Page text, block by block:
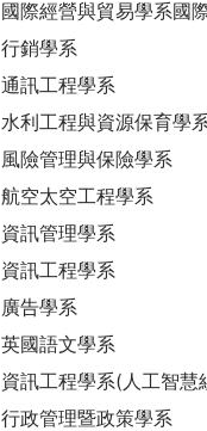
國際經營與貿易學系國
行銷學系
通訊工程學系
水利工程與資源保育學
風險管理與保險學系
航空太空工程學系
資訊管理學系
資訊工程學系
廣告學系
英國語文學系
資訊工程學系(人工智慧
行政管理暨政策學系